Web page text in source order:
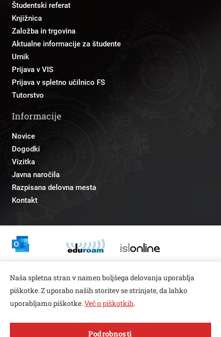
Študentski referat
Knjižnica
Založba in trgovina
Aktualne informacije za študente
Urnik
Prijava v VIS
Prijava v spletno učilnico FS
Tutorstvo
Informacije
Novice
Dogodki
Vizitka
Javna naročila
Razpisana delovna mesta
Kontakt
pr@fs.uni-lj.si
Naša spletna stran v namen boljšega delovanja uporablja
piškotke. Z uporabo naših storitev se strinjate, da lahko
uporabljamo piškotke.Več o piškotkih.
Podrobnosti